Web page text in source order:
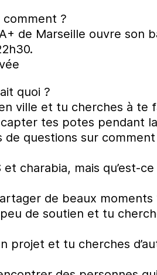
comment ?
de Marseille ouvre son
quoi ?
ville et tu cherches à te
capter tes potes pendant
de questions sur
et charabia, mais qu’est-
de beaux moments
peu de soutien et tu
projet et tu cherches